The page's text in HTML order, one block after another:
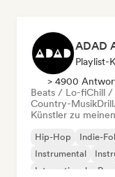
ADAD
Playlist-
> 4900
Beats / Lo-fiChill /
Country-Musik
Künstler zu
Hip-Hop Indie-
Instrumental
Internationaler Rap